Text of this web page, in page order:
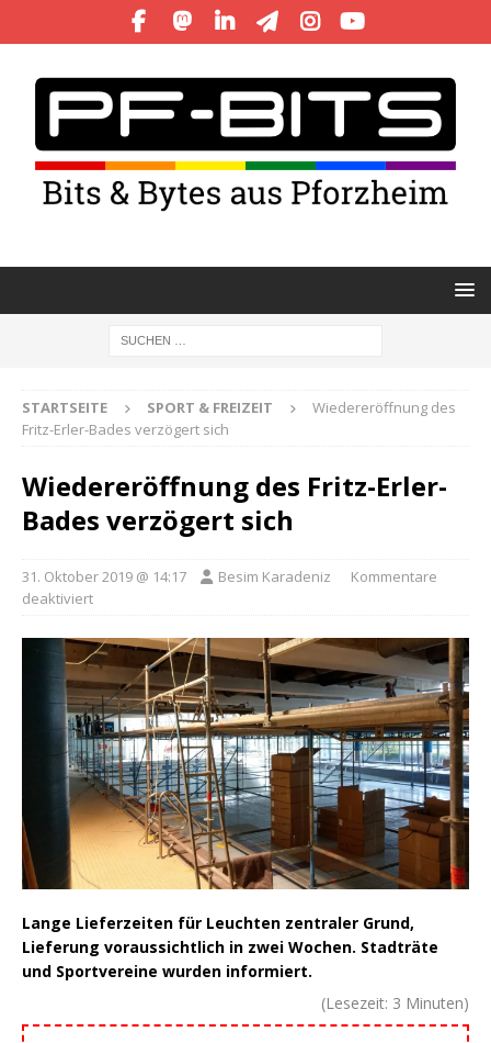
STARTSEITE SPORT & FREIZEIT
Wiedereröffnung des
Fritz-Erler-Bades verzögert sich
Wiedereröffnung des Fritz-Erler-
Bades verzögert sich
31. Oktober 2019 @ 14:17 Besim Karadeniz
Kommentare
deaktiviert
Lange Lieferzeiten für Leuchten zentraler Grund,
Lieferung voraussichtlich in zwei Wochen. Stadträte
und Sportvereine wurden informiert.
(Lesezeit: 3 Minuten)